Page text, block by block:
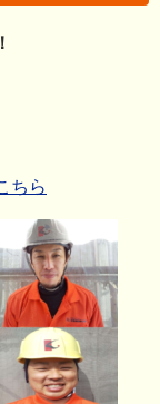
ちら